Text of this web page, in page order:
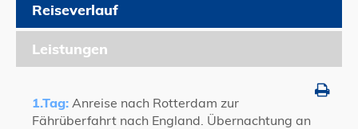
Reiseverlauf
Leistungen
1.Tag: Anreise nach Rotterdam zur
Fährüberfahrt nach England. Übernachtung an